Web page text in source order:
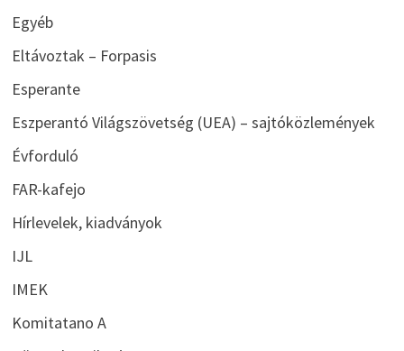
Egyéb
Eltávoztak – Forpasis
Esperante
Eszperantó Világszövetség (UEA) – sajtóközlemények
Évforduló
FAR-kafejo
Hírlevelek, kiadványok
IJL
IMEK
Komitatano A